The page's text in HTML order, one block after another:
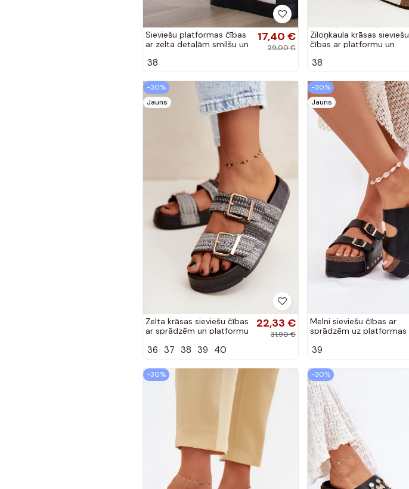
Sieviešu platformas čības
ar zelta detaļām smilšu un
17,40 €
29,00 €
38
Ziloņkaula krāsas sieviešu
čības ar platformu un
38
-30%
Jauns
Zelta krāsas sieviešu čības
ar sprādzēm un platformu
22,33 €
31,90 €
36 37 38 39 40
-30%
Jauns
Melni sieviešu čības ar
sprādzēm uz platformas
39
-30% -30%